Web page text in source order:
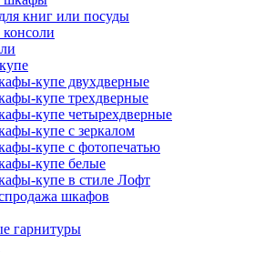
книг или посуды
купе двухдверные
купе трехдверные
купе четырехдверные
купе с зеркалом
купе с фотопечатью
купе белые
купе в стиле Лофт
шкафов
гарнитуры